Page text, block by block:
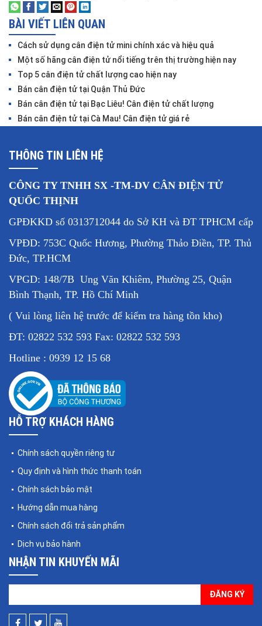
BÀI VIẾT LIÊN QUAN
Cách sử dụng cân điện tử mini chính xác và hiệu quả
Một số hãng cân điện tử nổi tiếng trên thị trường hiện nay
Top 5 cân điện tử chất lượng cao hiện nay
Bán cân điện tử tại Quận Thủ Đức
Bán cân điện tử tại Bạc Liêu! Cân điện tử chất lượng
Bán cân điện tử tại Cà Mau! Cân điện tử giá rẻ
THÔNG TIN LIÊN HỆ
CÔNG TY TNHH SX -TM-DV CÂN ĐIỆN TỬ
QUỐC THỊNH
GPĐKKD số 0313712044 do Sở KH và ĐT TPHCM cấp
VPĐD: 753C Quốc Hương, Phường Thảo Điền, TP. Thủ
Đức, TP.HCM
VPGD: 148/7B Ung Văn Khiêm, Phường 25, Quận
Bình Thạnh, TP. Hồ Chí Minh
( Vui lòng liên hệ trước để kiểm tra hàng tồn kho)
ĐT: 02822 532 593 Fax: 02822 532 593
Hotline : 0939 12 15 68
HỖ TRỢ KHÁCH HÀNG
Chính sách quyền riêng tư
Quy định và hình thức thanh toán
Chính sách bảo mật
Hướng dẫn mua hàng
Chính sách đổi trả sản phẩm
Dịch vụ bảo hành
NHẬN TIN KHUYẾN MÃI
ĐĂNG KÝ